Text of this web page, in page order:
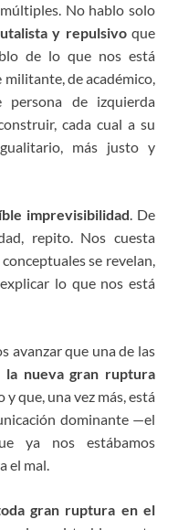
No hablo solo
y repulsivoque
de lo que nos está
de académico,
de izquierda
cada cual a su
más justo y
imprevisibilidad. De
repito. Nos cuesta
se revelan,
lo que nos está
avanzar que una de las
la nueva gran ruptura
que, una vez más, está
dominante —el
ya nos estábamos
el mal.
gran ruptura en el